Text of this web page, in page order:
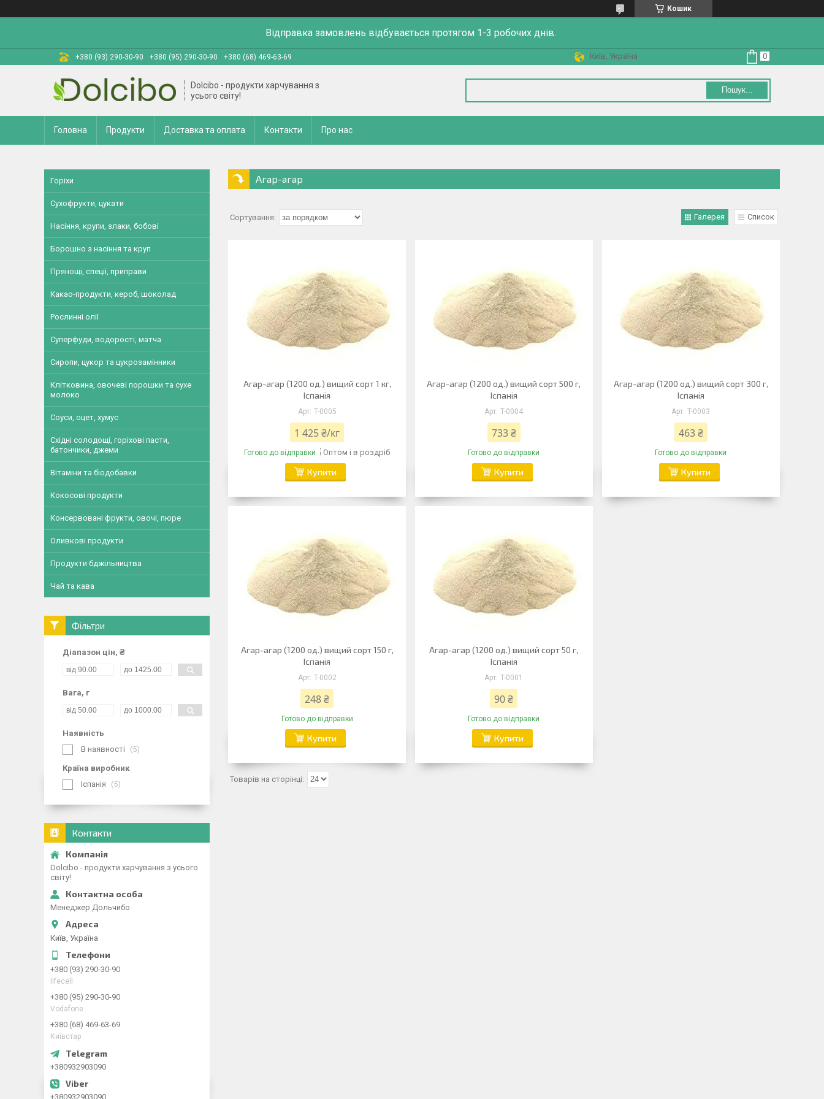
Кошик
Відправка замовлень відбувається протягом 1-3 робочих днів.
+380 (93) 290-30-90 +380 (95) 290-30-90 +380 (68) 469-63-69 Київ, Україна
Dolcibo - продукти харчування з
усього світу!
Пошук...
Головна Продукти Доставка та оплата Контакти Про нас
Агар-агар
Галерея Список
Агар-агар (1200 од.) вищий сорт 1 кг,
Іспанія
T-0005
1 425 ₴/кг
Готово до відправки Оптом і в роздріб
Купити
Агар-агар (1200 од.) вищий сорт 500 г,
Іспанія
T-0004
733 ₴
Готово до відправки
Купити
Агар-агар (1200 од.) вищий сорт 300 г,
Іспанія
T-0003
463 ₴
Готово до відправки
Купити
Агар-агар (1200 од.) вищий сорт 150 г,
Іспанія
T-0002
248 ₴
Готово до відправки
Купити
Агар-агар (1200 од.) вищий сорт 50 г,
Іспанія
T-0001
90 ₴
Готово до відправки
Купити
Горіхи
Сухофрукти, цукати
Насіння, крупи, злаки, бобові
Борошно з насіння та круп
Прянощі, спеції, приправи
Какао-продукти, кероб, шоколад
Рослинні олії
Суперфуди, водорості, матча
Сиропи, цукор та цукрозамінники
Клітковина, овочеві порошки та сухе
молоко
Соуси, оцет, хумус
Східні солодощі, горіхові пасти,
батончики, джеми
Вітаміни та біодобавки
Кокосові продукти
Консервовані фрукти, овочі, пюре
Оливкові продукти
Продукти бджільництва
Чай та кава
Фільтри
Діапазон цін, ₴
Вага, г
Наявність
В наявності
5
Країна виробник
Іспанія
5
Контакти
Dolcibo - продукти харчування з усього
світу!
Менеджер Дольчибо
Київ, Україна
+380 (93) 290-30-90
lifecell
+380 (95) 290-30-90
Vodafone
+380 (68) 469-63-69
Київстар
+380932903090
+380932903090